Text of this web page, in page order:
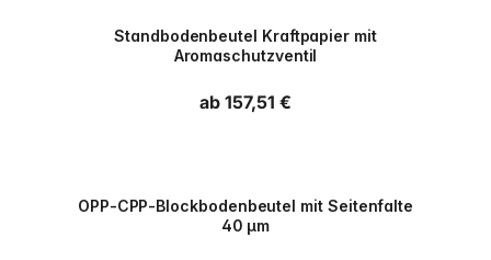
Standbodenbeutel Kraftpapier mit
Aromaschutzventil
Normaler Preis
ab 157,51 €
OPP-CPP-Blockbodenbeutel mit Seitenfalte
40 µm